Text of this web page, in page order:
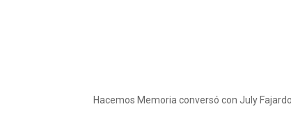
Hacemos Memoria conversó con July